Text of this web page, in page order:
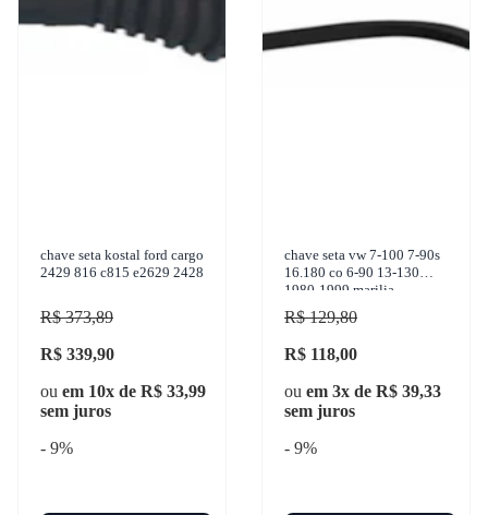
chave seta kostal ford cargo
2429 816 c815 e2629 2428
R$ 373,89
R$ 339,90
ou em 10x de R$ 33,99
sem juros
- 9%
chave seta vw 7-100 7-90s
16.180 co 6-90 13-130
1980-1999 marilia -
im11107
R$ 129,80
R$ 118,00
ou em 3x de R$ 39,33
sem juros
- 9%